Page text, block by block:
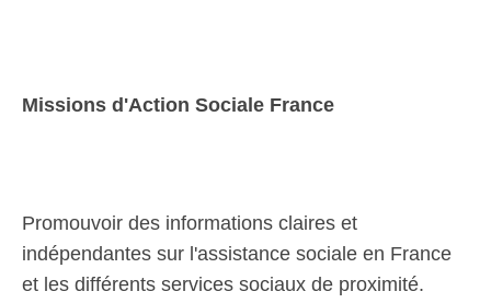
Missions d'Action Sociale France
Promouvoir des informations claires et
indépendantes sur l'assistance sociale en France
et les différents services sociaux de proximité.